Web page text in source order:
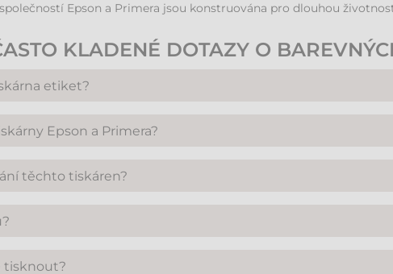
Epson a Primera jsou konstruována pro dlouhou
KLADENÉ DOTAZY O
etiket?
odpadu z nevyužitých předtištěných etiket.
Epson a Primera?
těchto tiskáren?
prémiové produkty.
tisknout?